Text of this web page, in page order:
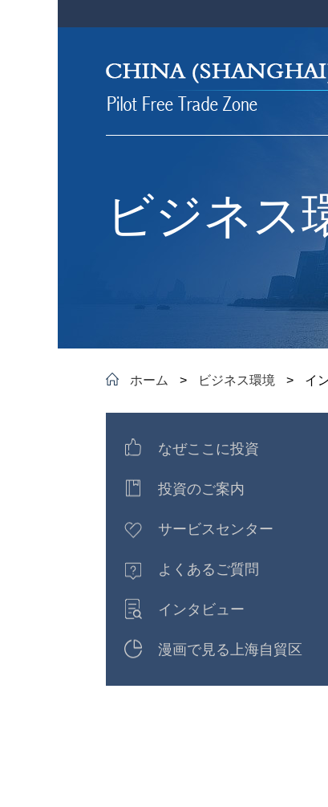
ビジネス
ホーム > ビジネス環境 > イ
なぜここに投資
投資のご案内
サービスセンター
よくあるご質問
インタビュー
漫画で見る上海自貿区